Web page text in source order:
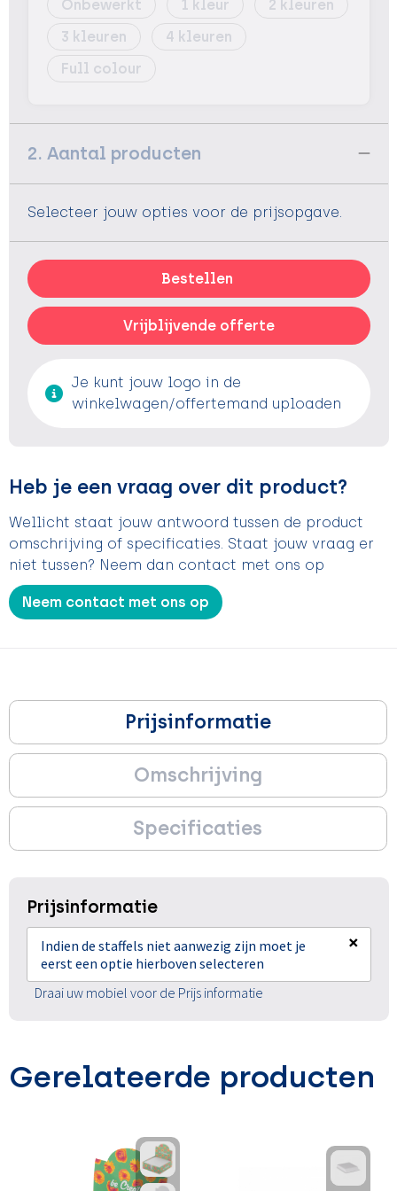
Onbewerkt
1
2
3
4
Full colour
2. Aantal producten
Selecteer jouw opties voor de prijsopgave.
Bestellen
Vrijblijvende offerte
Je kunt jouw logo in de
winkelwagen/offertemand uploaden
Heb je een vraag over dit product?
Wellicht staat jouw antwoord tussen de product
omschrijving of specificaties. Staat jouw vraag er
niet tussen? Neem dan contact met ons op
Neem contact met ons op
Prijsinformatie
Omschrijving
Specificaties
Prijsinformatie
Indien de staffels niet aanwezig zijn moet je
eerst een optie hierboven selecteren
×
Draai uw mobiel voor de Prijs informatie
Gerelateerde producten